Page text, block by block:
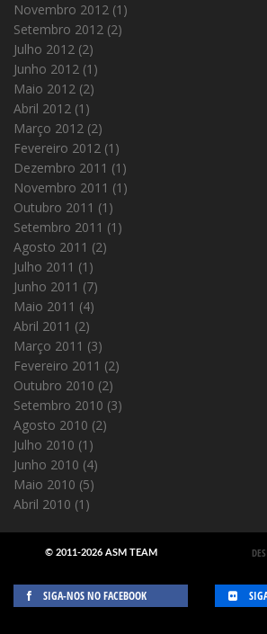
Novembro 2012 (1)
Setembro 2012 (2)
Julho 2012 (2)
Junho 2012 (1)
Maio 2012 (2)
Abril 2012 (1)
Março 2012 (2)
Fevereiro 2012 (1)
Dezembro 2011 (1)
Novembro 2011 (1)
Outubro 2011 (1)
Setembro 2011 (1)
Agosto 2011 (2)
Julho 2011 (1)
Junho 2011 (7)
Maio 2011 (4)
Abril 2011 (2)
Março 2011 (3)
Fevereiro 2011 (2)
Outubro 2010 (2)
Setembro 2010 (3)
Agosto 2010 (2)
Julho 2010 (1)
Junho 2010 (4)
Maio 2010 (5)
Abril 2010 (1)
© 2011-2026 ASM TEAM
SIGA-NOS NO FACEBOOK